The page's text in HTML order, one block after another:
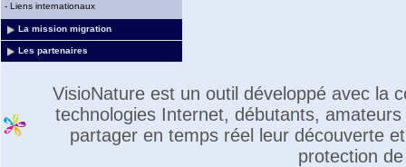
- Liens internationaux
La mission migration
Les partenaires
VisioNature est un outil développé avec la
technologies Internet, débutants,
partager en temps réel leur découverte
protection